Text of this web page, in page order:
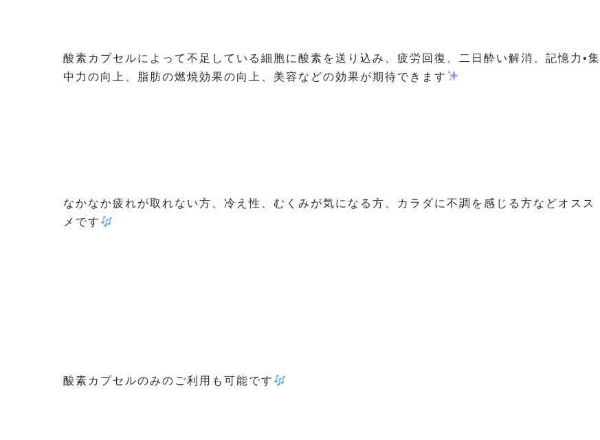
酸素カプセルによって不足している細胞に酸素を送り込み、疲労回復、二日酔い解消、記憶力•集
中力の向上、脂肪の燃焼効果の向上、美容などの効果が期待できます
なかなか疲れが取れない方、冷え性、むくみが気になる方、カラダに不調を感じる方などオスス
メです
酸素カプセルのみのご利用も可能です